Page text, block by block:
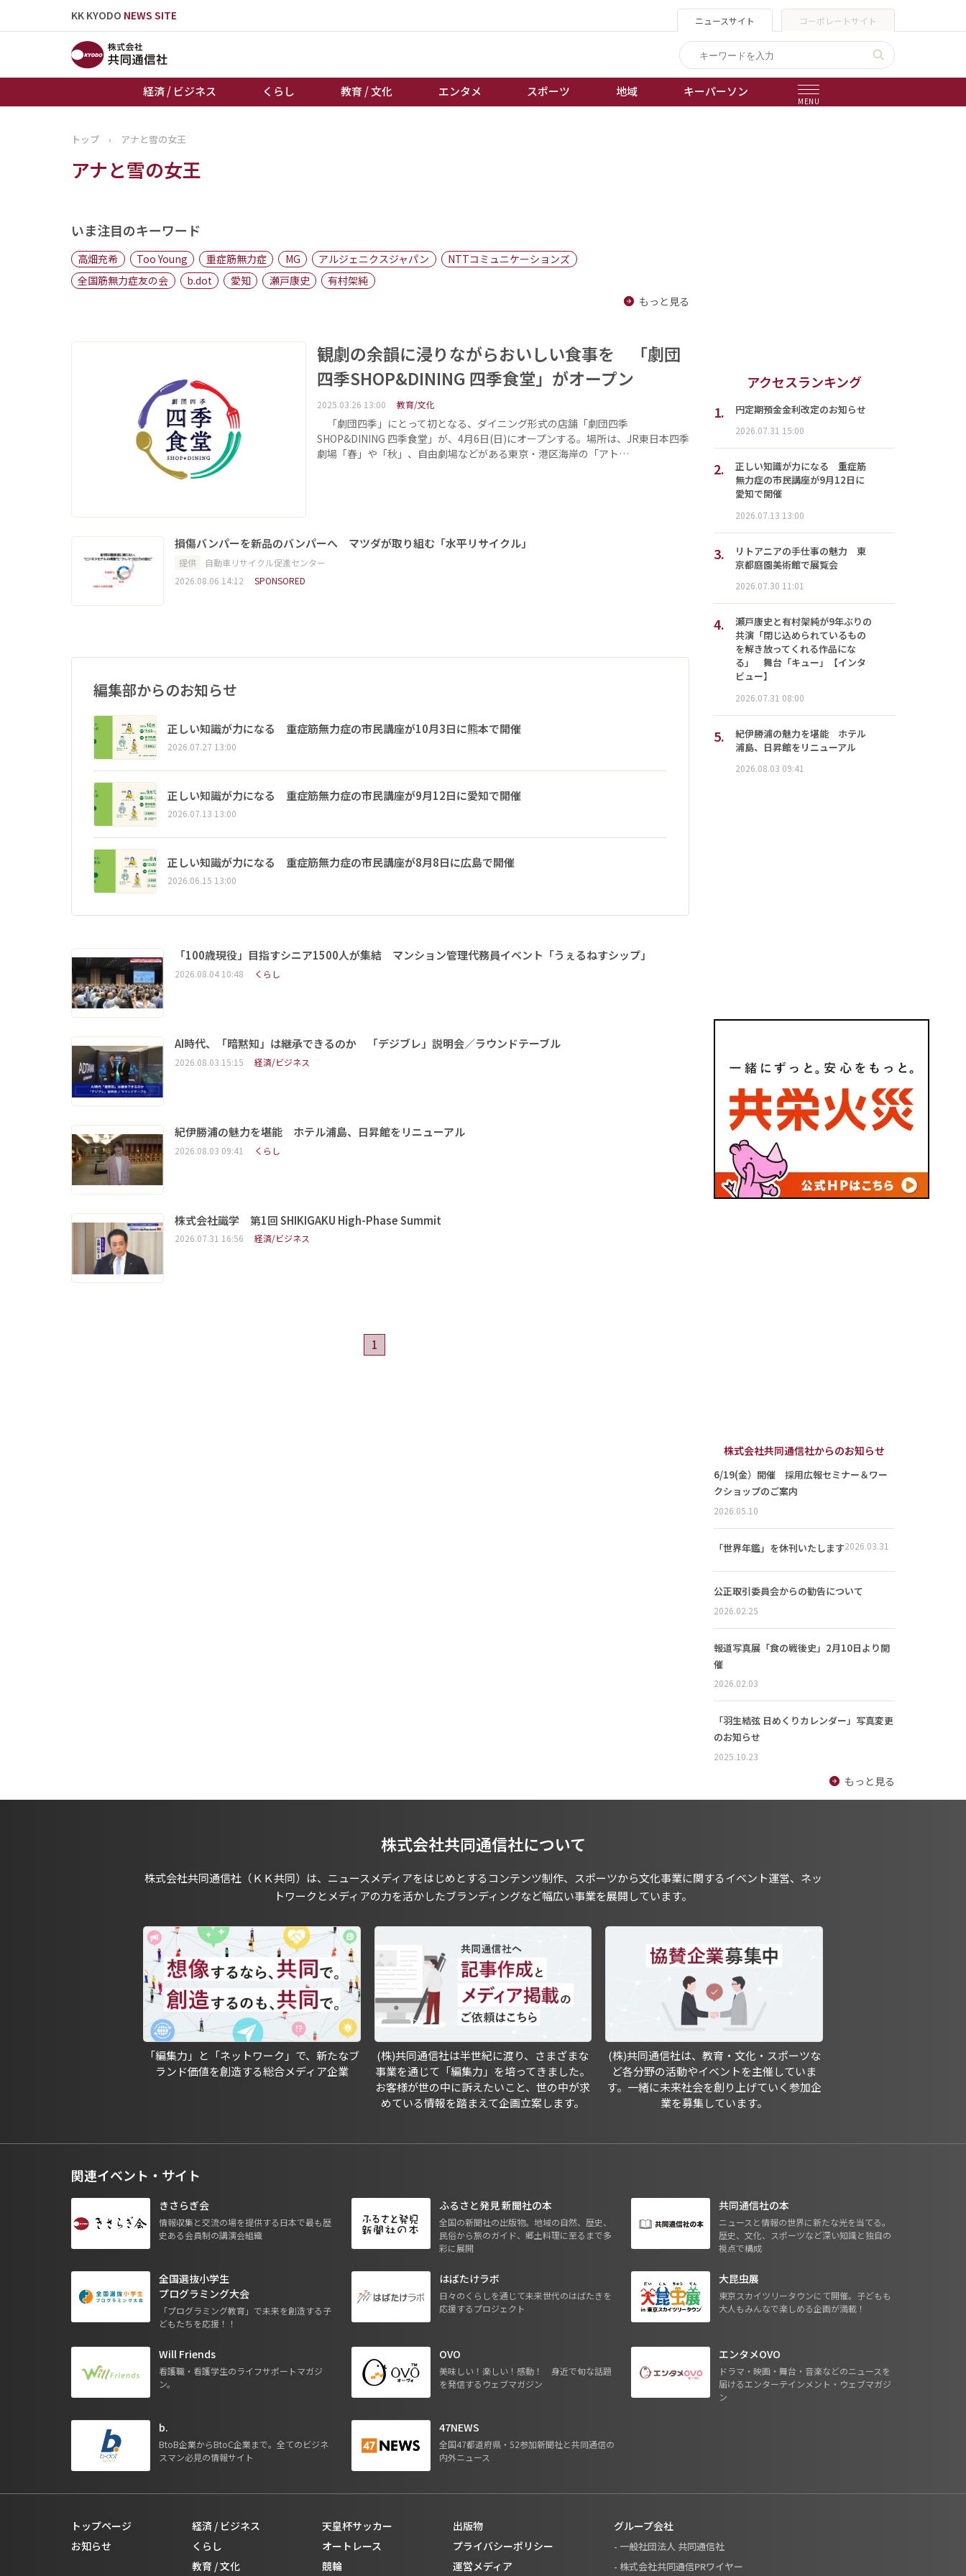
KK KYODO NEWS SITE ニュースサイト コーポレートサイト
経済 / ビジネス くらし 教育 / 文化 エンタメ スポーツ 地域 キーパーソン
MENU
トップページ
お知らせ
地域
キーパーソン
棋王戦
トップ › アナと雪の女王
アナと雪の女王
いま注目のキーワード
高畑充希 Too Young 重症筋無力症 MG アルジェニクスジャパン
NTTコミュニケーションズ
全国筋無力症友の会
b.dot 愛知 瀬戸康史
有村架純
もっと見る
観劇の余韻に浸りながらおいしい食事を 「劇団
四季SHOP&DINING 四季食堂」がオープン
2025.03.26 13:00 教育/文化
「劇団四季」にとって初となる、ダイニング形式の店舗「劇団四季
SHOP&DINING 四季食堂」が、4月6日(日)にオープンする。場所は、JR東日本四季
劇場「春」や「秋」、自由劇場などがある東京・港区海岸の「アト…
損傷バンパーを新品のバンパーへ マツダが取り組む「水平リサイクル」
提供
自動車リサイクル促進センター
2026.08.06 14:12
SPONSORED
編集部からのお知らせ
正しい知識が力になる 重症筋無力症の市民講座が10月3日に熊本で開催
2026.07.27 13:00
正しい知識が力になる 重症筋無力症の市民講座が9月12日に愛知で開催
2026.07.13 13:00
正しい知識が力になる 重症筋無力症の市民講座が8月8日に広島で開催
2026.06.15 13:00
「100歳現役」目指すシニア1500人が集結 マンション管理代務員イベント「うぇるねすシップ」
2026.08.04 10:48 くらし
AI時代、「暗黙知」は継承できるのか 「デジブレ」説明会／ラウンドテーブル
2026.08.03 15:15 経済/ビジネス
紀伊勝浦の魅力を堪能 ホテル浦島、日昇館をリニューアル
2026.08.03 09:41 くらし
株式会社識学 第1回 SHIKIGAKU High-Phase Summit
2026.07.31 16:56 経済/ビジネス
1
アクセスランキング
1.
円定期預金金利改定のお知らせ
2026.07.31 15:00
2.
正しい知識が力になる 重症筋
無力症の市民講座が9月12日に
愛知で開催
2026.07.13 13:00
3.
リトアニアの手仕事の魅力 東
京都庭園美術館で展覧会
2026.07.30 11:01
4.
瀬戸康史と有村架純が9年ぶりの
共演「閉じ込められているもの
を解き放ってくれる作品にな
る」 舞台「キュー」【インタ
ビュー】
2026.07.31 08:00
5.
紀伊勝浦の魅力を堪能 ホテル
浦島、日昇館をリニューアル
2026.08.03 09:41
株式会社共同通信社からのお知らせ
6/19(金）開催 採用広報セミナー＆ワー
クショップのご案内
2026.05.10
「世界年鑑」を休刊いたします2026.03.31
公正取引委員会からの勧告について
2026.02.25
報道写真展「食の戦後史」2月10日より開
催
2026.02.03
「羽生結弦 日めくりカレンダー」写真変更
のお知らせ
2025.10.23
もっと見る
株式会社共同通信社について
株式会社共同通信社（ＫＫ共同）は、ニュースメディアをはじめとするコンテンツ制作、スポーツから文化事業に関するイベント運営、ネッ
トワークとメディアの力を活かしたブランディングなど幅広い事業を展開しています。
「編集力」と「ネットワーク」で、新たなブ
ランド価値を創造する総合メディア企業
(株)共同通信社は半世紀に渡り、さまざまな
事業を通じて「編集力」を培ってきました。
お客様が世の中に訴えたいこと、世の中が求
めている情報を踏まえて企画立案します。
(株)共同通信社は、教育・文化・スポーツな
ど各分野の活動やイベントを主催していま
す。一緒に未来社会を創り上げていく参加企
業を募集しています。
関連イベント・サイト
きさらぎ会
情報収集と交流の場を提供する日本で最も歴
史ある会員制の講演会組織
ふるさと発見 新聞社の本
全国の新聞社の出版物。地域の自然、歴史、
民俗から旅のガイド、郷土料理に至るまで多
彩に展開
共同通信社の本
ニュースと情報の世界に新たな光を当てる。
歴史、文化、スポーツなど深い知識と独自の
視点で構成
全国選抜小学生
プログラミング大会
「プログラミング教育」で未来を創造する子
どもたちを応援！！
はばたけラボ
日々のくらしを通じて未来世代のはばたきを
応援するプロジェクト
大昆虫展
東京スカイツリータウンにて開催。子どもも
大人もみんなで楽しめる企画が満載！
Will Friends
看護職・看護学生のライフサポートマガジ
ン。
OVO
美味しい！楽しい！感動！ 身近で旬な話題
を発信するウェブマガジン
エンタメOVO
ドラマ・映画・舞台・音楽などのニュースを
届けるエンターテインメント・ウェブマガジ
ン
b.
BtoB企業からBtoC企業まで。全てのビジネ
スマン必見の情報サイト
47NEWS
全国47都道府県・52参加新聞社と共同通信の
内外ニュース
トップページ
お知らせ
経済 / ビジネス
くらし
教育 / 文化
天皇杯サッカー
オートレース
競輪
出版物
プライバシーポリシー
運営メディア
グループ会社
- 一般社団法人 共同通信社
- 株式会社共同通信PRワイヤー